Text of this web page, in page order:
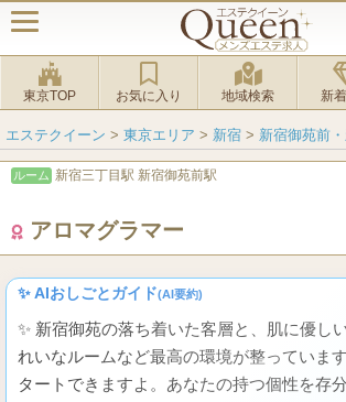
東京TOP お気に入り 地域検索 新
エステクイーン > 東京エリア > 新宿 > 新宿御苑前
ルーム 新宿三丁目駅 新宿御苑前駅
アロマグラマー
✨ AIおしごとガイド(AI要約)
✨ 新宿御苑の落ち着いた客層と、肌に優し
れいなルームなど最高の環境が整っていま
タートできますよ。あなたの持つ個性を存